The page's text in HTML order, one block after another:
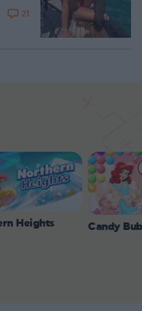
21
Heights Candy